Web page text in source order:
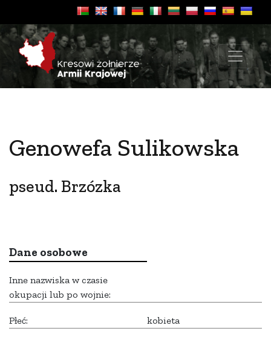
Genowefa Sulikowska
pseud. Brzózka
Dane osobowe
Inne nazwiska w czasie
okupacji lub po wojnie:
Płeć: kobieta